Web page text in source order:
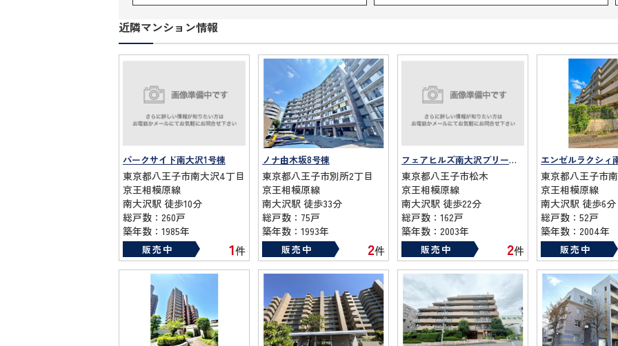
近隣マンション情報
パークサイド南大沢1号棟
東京都八王子市南大沢4丁目
京王相模原線
南大沢駅 徒歩10分
総戸数：260戸
築年数：1985年
販売中 1件
ノナ由木坂8号棟
東京都八王子市別所2丁目
京王相模原線
南大沢駅 徒歩33分
総戸数：75戸
築年数：1993年
販売中 2件
フェアヒルズ南大沢ブリーズコート
東京都八王子市松木
京王相模原線
南大沢駅 徒歩22分
総戸数：162戸
築年数：2003年
販売中 2件
エンゼルラクシィ
東京都八王子市
京王相模原線
南大沢駅 徒歩6分
総戸数：52戸
築年数：2004年
販売中